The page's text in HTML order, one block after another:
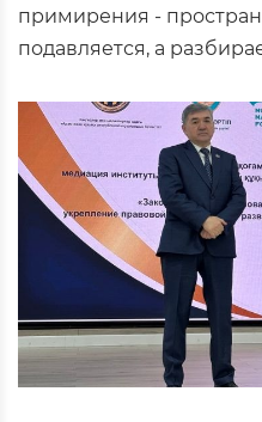
примирения -
подавляется, а